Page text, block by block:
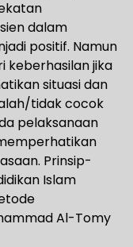
dalam
positif. Namun
keberhasilan jika
situasi dan
tidak cocok
pelaksanaan
Prinsip-
Islam
Al-Tomy